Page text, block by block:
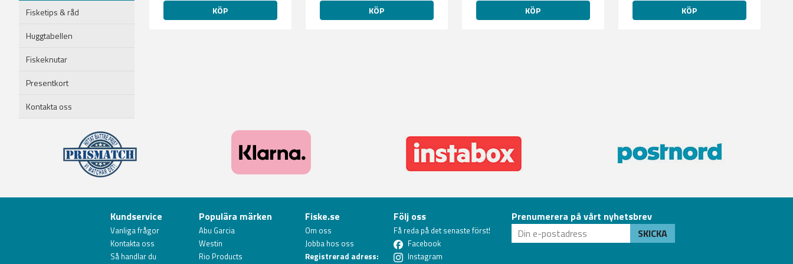
Fisketips & råd
Huggtabellen
Fiskeknutar
Presentkort
Kontakta oss
KÖP KÖP KÖP KÖP
Kundservice
Vanliga frågor
Kontakta oss
Så handlar du
Populära märken
Abu Garcia
Westin
Rio Products
Fiske.se
Om oss
Jobba hos oss
Registrerad adress:
Följ oss
Få reda på det senaste först!
Facebook
Instagram
Prenumerera på vårt nyhetsbrev
SKICKA